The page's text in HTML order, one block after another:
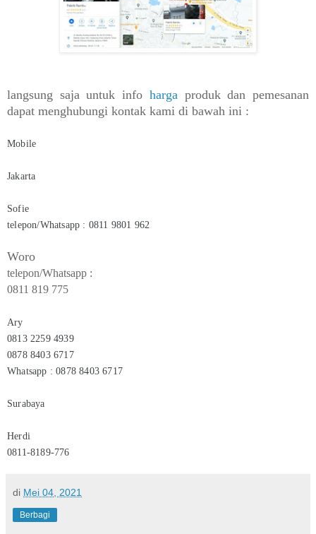
langsung saja untuk info harga produk dan pemesanan
dapat menghubungi kontak kami di bawah ini :
Mobile
Jakarta
Sofie
telepon/Whatsapp : 0811 9801 962
Woro
telepon/Whatsapp :
0811 819 775
Ary
0813 2259 4939
0878 8403 6717
Whatsapp : 0878 8403 6717
Surabaya
Herdi
0811-8189-776
di Mei 04, 2021
Berbagi